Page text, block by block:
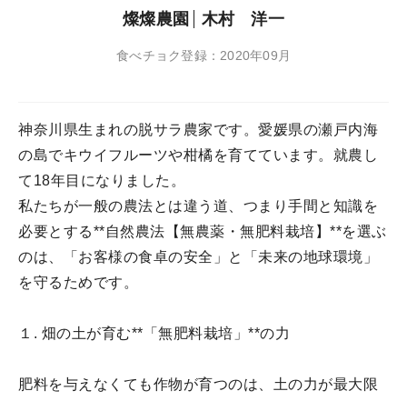
燦燦農園 木村 洋一
食べチョク登録：2020年09月
神奈川県生まれの脱サラ農家です。愛媛県の瀬戸内海
の島でキウイフルーツや柑橘を育てています。就農し
て18年目になりました。
私たちが一般の農法とは違う道、つまり手間と知識を
必要とする**自然農法【無農薬・無肥料栽培】**を選ぶ
のは、「お客様の食卓の安全」と「未来の地球環境」
を守るためです。
１. 畑の土が育む**「無肥料栽培」**の力
肥料を与えなくても作物が育つのは、土の力が最大限